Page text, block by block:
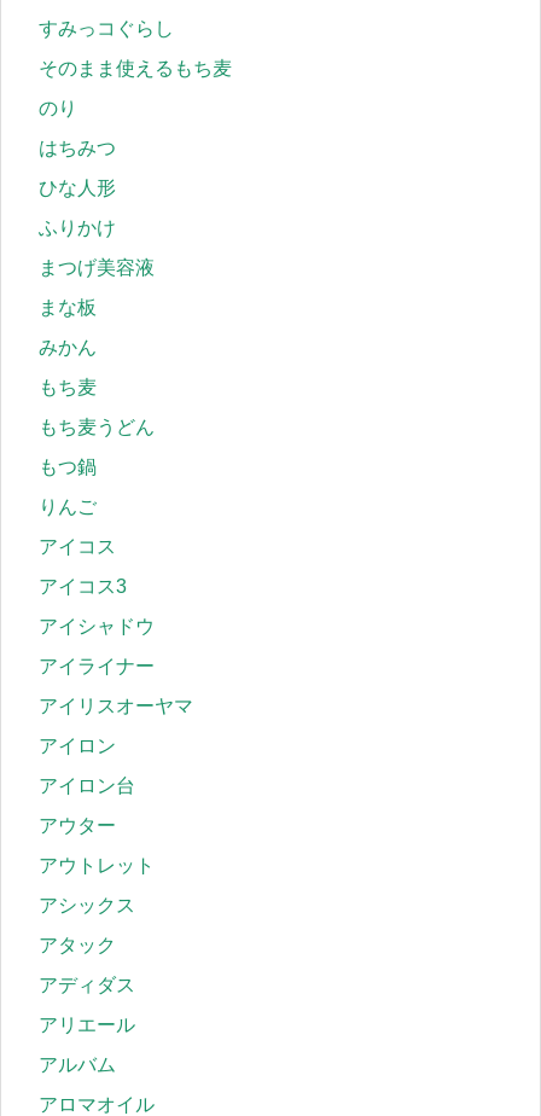
すみっコぐらし
そのまま使えるもち麦
のり
はちみつ
ひな人形
ふりかけ
まつげ美容液
まな板
みかん
もち麦
もち麦うどん
もつ鍋
りんご
アイコス
アイコス3
アイシャドウ
アイライナー
アイリスオーヤマ
アイロン
アイロン台
アウター
アウトレット
アシックス
アタック
アディダス
アリエール
アルバム
アロマオイル